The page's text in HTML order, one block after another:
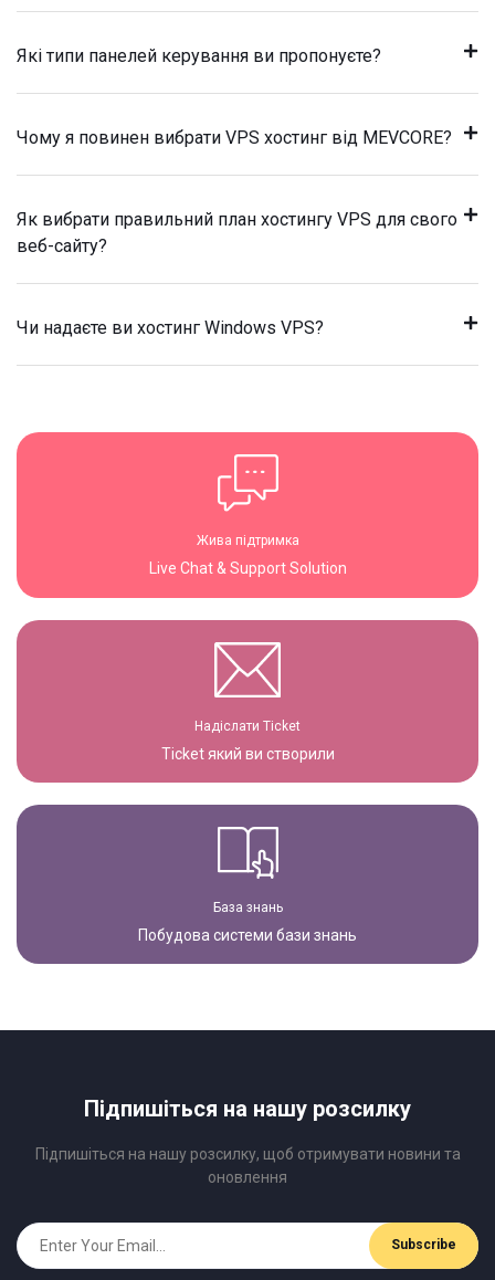
Які типи панелей керування ви пропонуєте?
Чому я повинен вибрати VPS хостинг від MEVCORE?
Як вибрати правильний план хостингу VPS для свого
веб-сайту?
Чи надаєте ви хостинг Windows VPS?
Жива підтримка
Live Chat & Support Solution
Надіслати Ticket
Ticket який ви створили
База знань
Побудова системи бази знань
Підпишіться на нашу розсилку
Підпишіться на нашу розсилку, щоб отримувати новини та
оновлення